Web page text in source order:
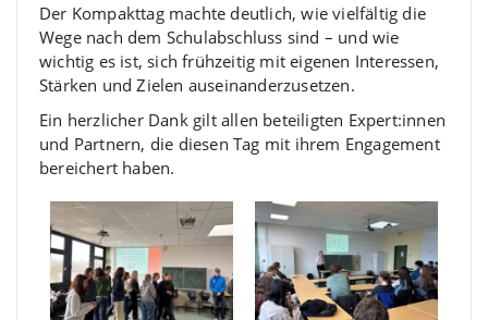
Der Kompakttag machte deutlich, wie vielfältig die
Wege nach dem Schulabschluss sind – und wie
wichtig es ist, sich frühzeitig mit eigenen Interessen,
Stärken und Zielen auseinanderzusetzen.
Ein herzlicher Dank gilt allen beteiligten Expert:innen
und Partnern, die diesen Tag mit ihrem Engagement
bereichert haben.